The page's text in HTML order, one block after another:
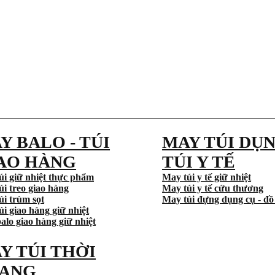
BALO - TÚI
HÀNG
giữ nhiệt thực phẩm
treo giao hàng
trùm sọt
giao hàng giữ nhiệt
giao hàng giữ nhiệt
MAY TÚI
TÚI Y TẾ
May túi y tế giữ nhiệt
May túi y tế cứu thương
May túi đựng dụng cụ - đồ
TÚI THỜI